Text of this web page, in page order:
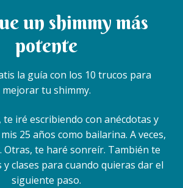
un shimmy más
potente
la guía con los 10 trucos para
mejorar tu shimmy.
iré escribiendo con anécdotas y
25 años como bailarina. A veces,
Otras, te haré sonreír. También te
clases para cuando quieras dar el
siguiente paso.